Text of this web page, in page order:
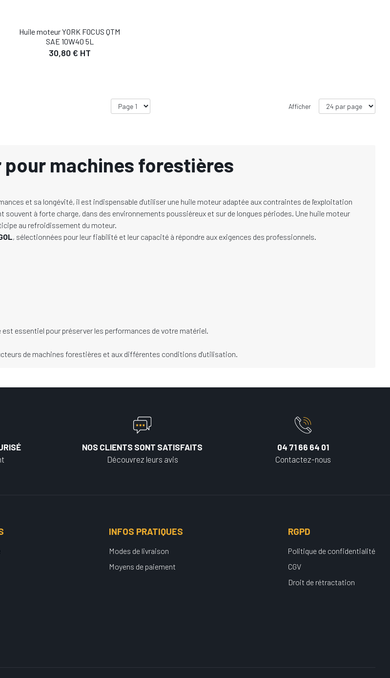
Huile moteur YORK FOCUS QTM
SAE 10W40 5L
30,80 € HT
Afficher
pour machines forestières
et sa longévité, il est indispensable d'utiliser une huile moteur adaptée aux contraintes de l'exploitation
à forte charge, dans des environnements poussiéreux et sur de longues périodes. Une huile moteur
au refroidissement du moteur.
, sélectionnées pour leur fiabilité et leur capacité à répondre aux exigences des professionnels.
essentiel pour préserver les performances de votre matériel.
de machines forestières et aux différentes conditions d'utilisation.
NOS CLIENTS SONT SATISFAITS
Découvrez leurs avis
04 71 66 64 01
Contactez-nous
INFOS PRATIQUES
Modes de livraison
Moyens de paiement
RGPD
Politique de confidentialité
CGV
Droit de rétractation